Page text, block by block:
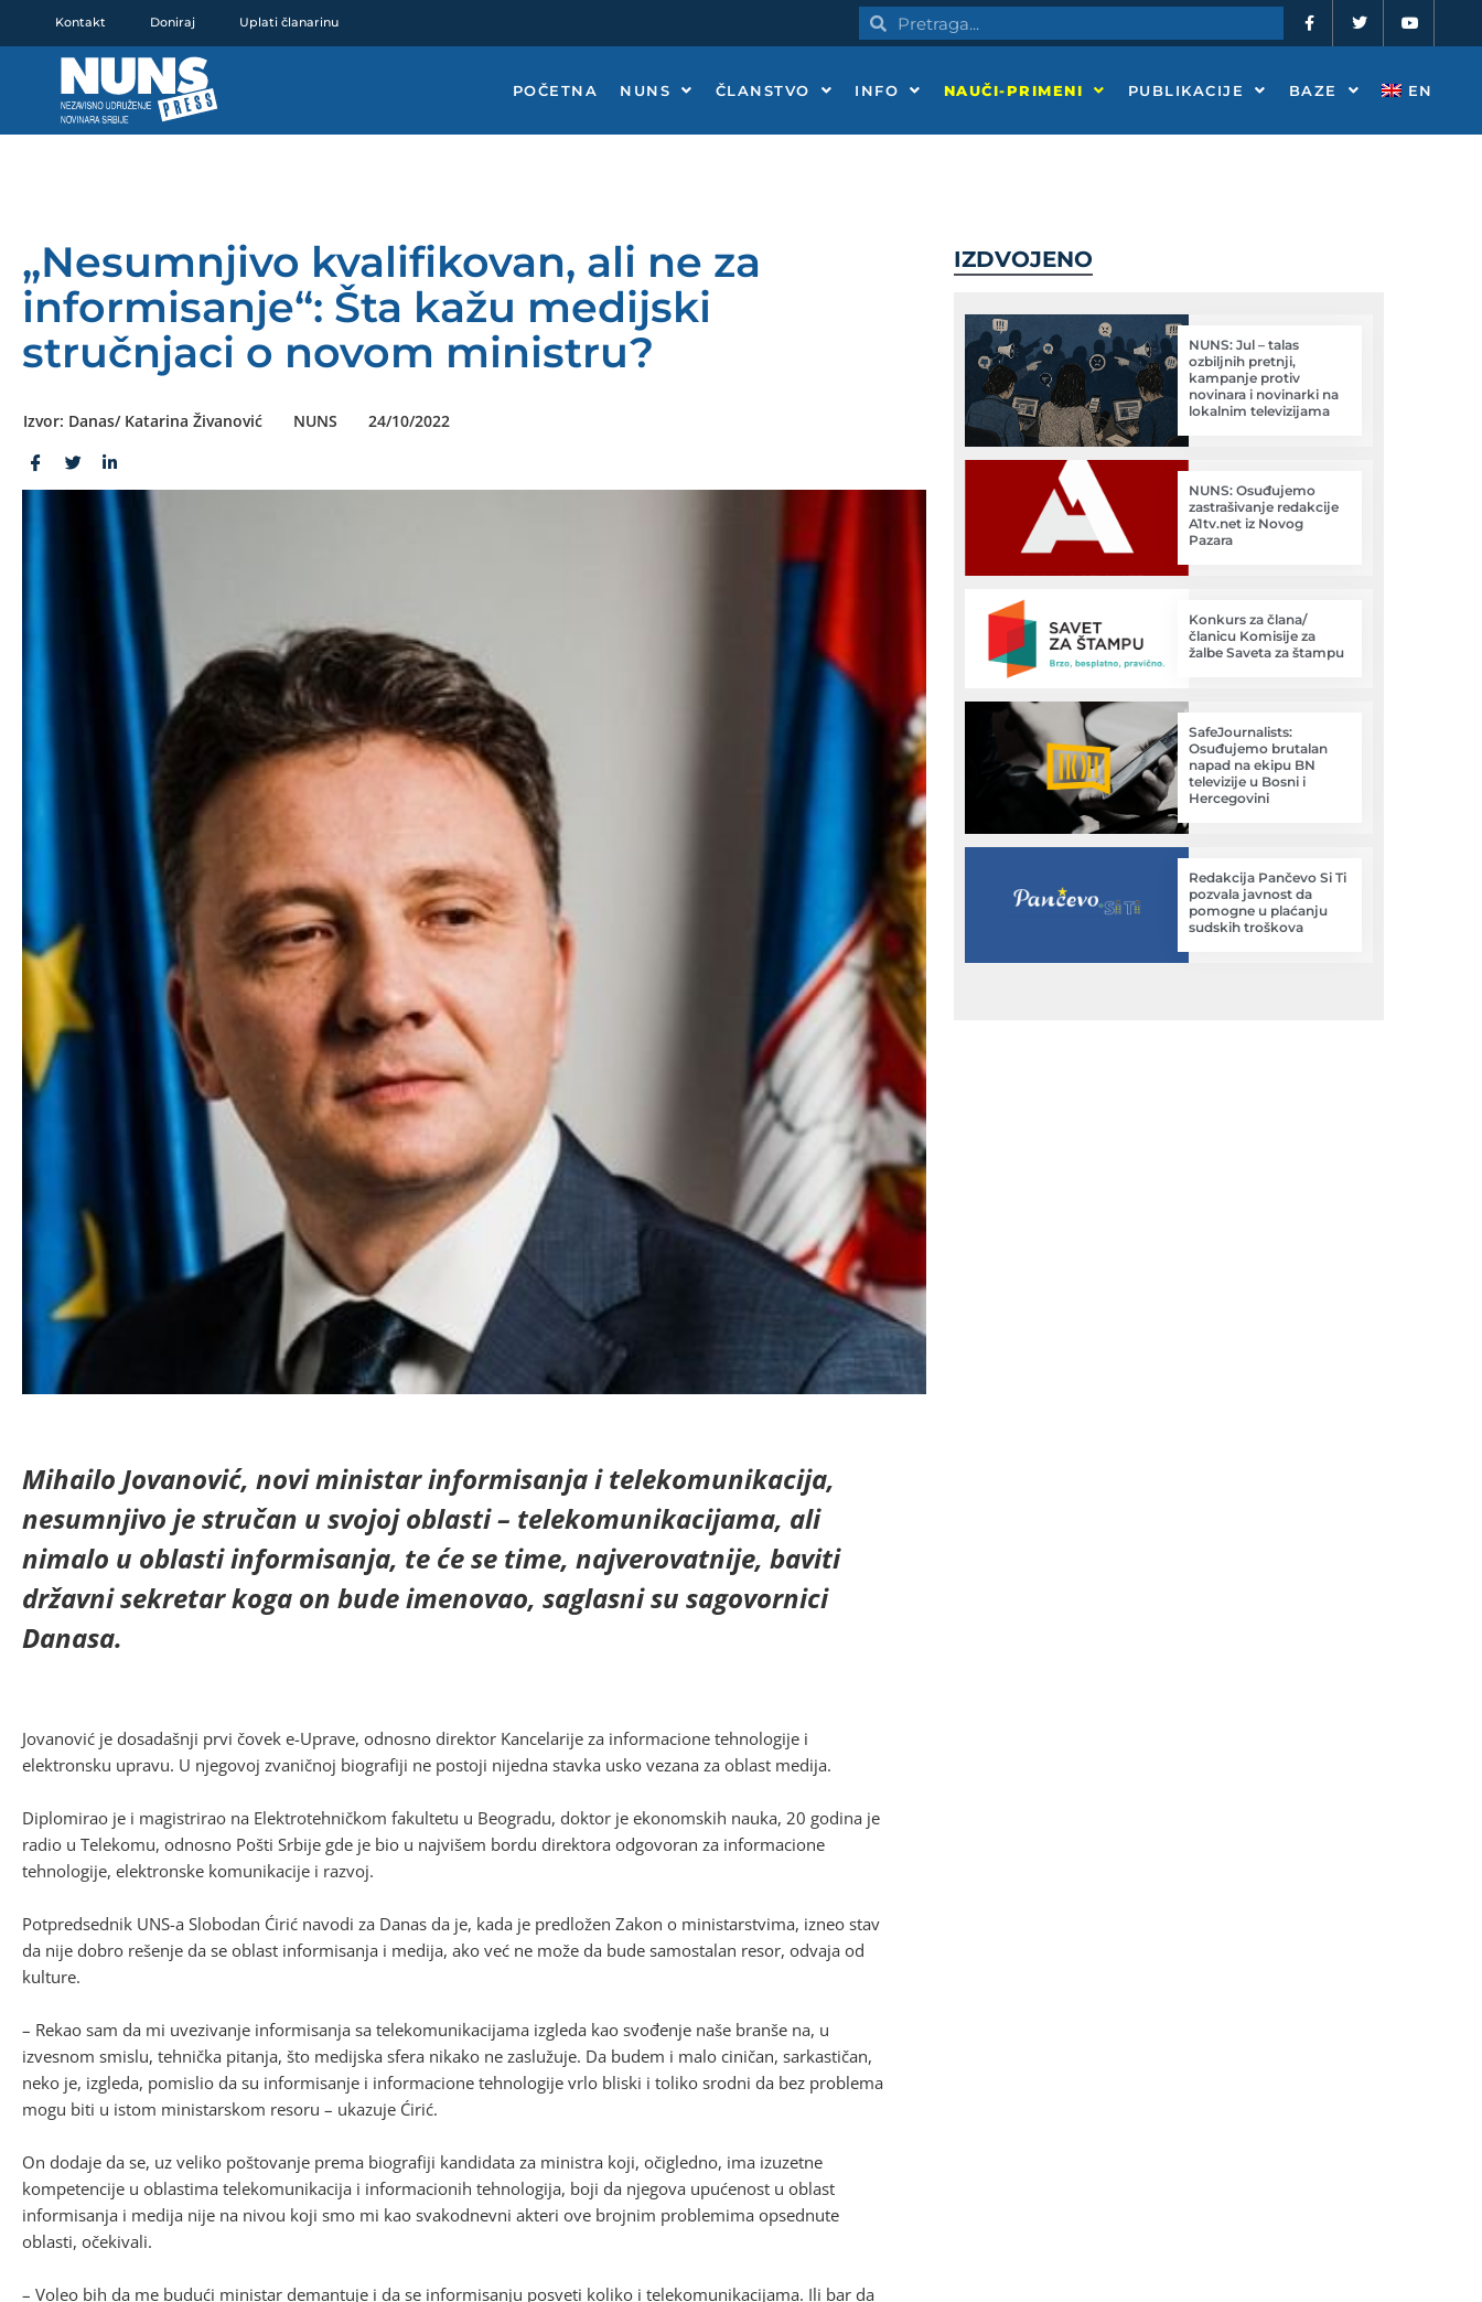
Kontakt Doniraj Uplati članarinu PretragaPretraga a
c
e
o
o
-
w
t
e
o
t
b
e
POČETNA NUNS ČLANSTVO INFO NAUČI-PRIMENI PUBLIKACIJE BAZE EN
„Nesumnjivo kvalifikovan, ali ne za
informisanje“: Šta kažu medijski
stručnjaci o novom ministru?
Izvor: Danas/ Katarina Živanović NUNS 24/10/2022
Mihailo Jovanović, novi ministar informisanja i telekomunikacija,
nesumnjivo je stručan u svojoj oblasti – telekomunikacijama, ali
nimalo u oblasti informisanja, te će se time, najverovatnije, baviti
državni sekretar koga on bude imenovao, saglasni su sagovornici
Danasa.
Jovanović je dosadašnji prvi čovek e-Uprave, odnosno direktor Kancelarije za informacione tehnologije i
elektronsku upravu. U njegovoj zvaničnoj biografiji ne postoji nijedna stavka usko vezana za oblast medija.
Diplomirao je i magistrirao na Elektrotehničkom fakultetu u Beogradu, doktor je ekonomskih nauka, 20 godina je
radio u Telekomu, odnosno Pošti Srbije gde je bio u najvišem bordu direktora odgovoran za informacione
tehnologije, elektronske komunikacije i razvoj.
Potpredsednik UNS-a Slobodan Ćirić navodi za Danas da je, kada je predložen Zakon o ministarstvima, izneo stav
da nije dobro rešenje da se oblast informisanja i medija, ako već ne može da bude samostalan resor, odvaja od
kulture.
– Rekao sam da mi uvezivanje informisanja sa telekomunikacijama izgleda kao svođenje naše branše na, u
izvesnom smislu, tehnička pitanja, što medijska sfera nikako ne zaslužuje. Da budem i malo ciničan, sarkastičan,
neko je, izgleda, pomislio da su informisanje i informacione tehnologije vrlo bliski i toliko srodni da bez problema
mogu biti u istom ministarskom resoru – ukazuje Ćirić.
On dodaje da se, uz veliko poštovanje prema biografiji kandidata za ministra koji, očigledno, ima izuzetne
kompetencije u oblastima telekomunikacija i informacionih tehnologija, boji da njegova upućenost u oblast
informisanja i medija nije na nivou koji smo mi kao svakodnevni akteri ove brojnim problemima opsednute
oblasti, očekivali.
– Voleo bih da me budući ministar demantuje i da se informisanju posveti koliko i telekomunikacijama. Ili bar da
IZDVOJENO
NUNS: Jul – talas
ozbiljnih pretnji,
kampanje protiv
novinara i novinarki na
lokalnim televizijama
NUNS: Osuđujemo
zastrašivanje redakcije
A1tv.net iz Novog
Pazara
Konkurs za člana/
članicu Komisije za
žalbe Saveta za štampu
SafeJournalists:
Osuđujemo brutalan
napad na ekipu BN
televizije u Bosni i
Hercegovini
Redakcija Pančevo Si Ti
pozvala javnost da
pomogne u plaćanju
sudskih troškova